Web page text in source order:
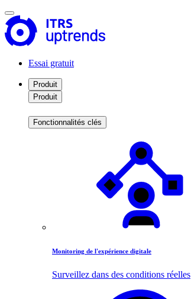
Essai gratuit
Produit
Produit
Fonctionnalités clés
Monitoring de l'expérience digitale
Surveillez dans des conditions réelles